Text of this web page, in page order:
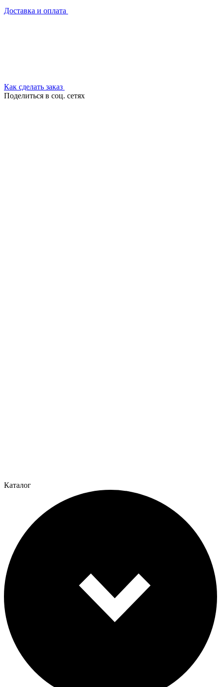
Доставка и оплата
Как сделать заказ
Поделиться в соц. сетях
Каталог